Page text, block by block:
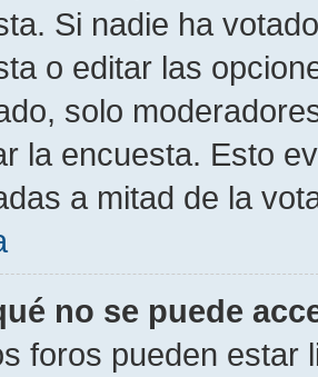
Si nadie ha
o editar las
solo
la encuesta. Esto
a mitad de la
no se puede
foros pueden estar